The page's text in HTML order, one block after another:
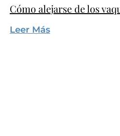
Cómo alejarse de los
Leer Más